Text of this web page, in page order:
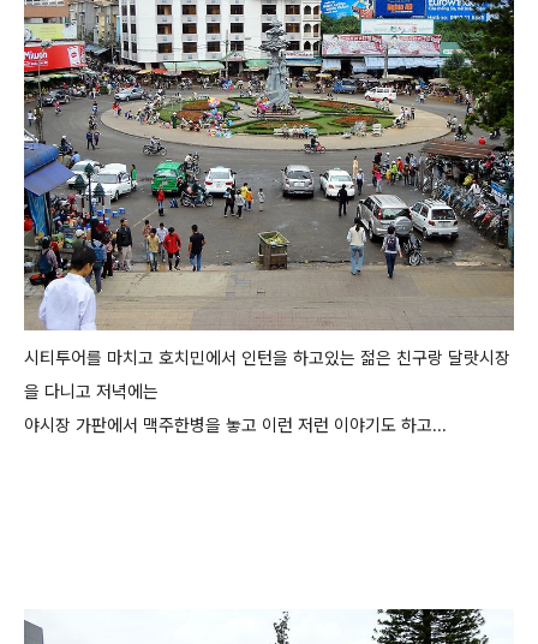
시티투어를 마치고 호치민에서 인턴을 하고있는 젊은 친구랑 달랏시장
을 다니고 저녁에는
야시장 가판에서 맥주한병을 놓고 이런 저런 이야기도 하고...